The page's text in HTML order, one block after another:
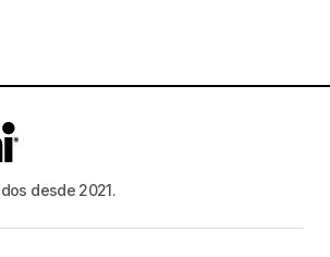
desde 2021.